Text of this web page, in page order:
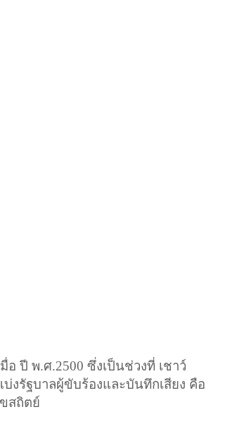
อ ปี พ.ศ.2500 ซึ่งเป็นช่วงที่ เชาว์
งรัฐบาลผู้ขับร้องและบันทึกเสียง คือ
สถิตย์